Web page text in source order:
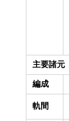
主要諸元
編成
軌間